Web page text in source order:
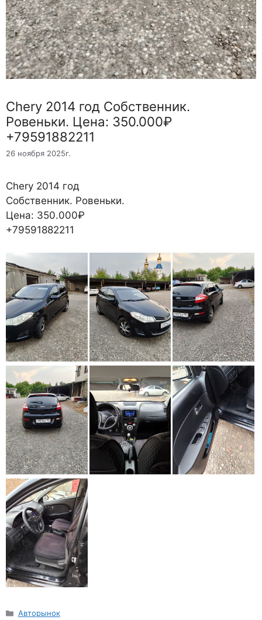
Chery 2014 год Собственник.
Ровеньки. Цена: 350.000₽
+79591882211
26 ноября 2025г.
Chery 2014 год
Собственник. Ровеньки.
Цена: 350.000₽
+79591882211
Рубрики
Авторынок